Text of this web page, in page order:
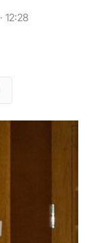
12:28